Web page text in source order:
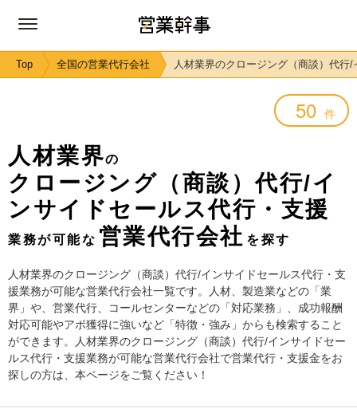
Top 全国の営業代行会社 人材業界のクロージング（商談）代行
50 件
人材業界の
クロージング（商談）代行/イ
ンサイドセールス代行・支援
業務が可能な 営業代行会社 を探す
人材業界のクロージング（商談）代行/インサイドセールス代行・支
援業務が可能な営業代行会社一覧です。人材、製造業などの「業
界」や、営業代行、コールセンターなどの「対応業務」、成功報酬
対応可能やアポ獲得に強いなど「特徴・強み」からも検索すること
ができます。人材業界のクロージング（商談）代行/インサイドセー
ルス代行・支援業務が可能な営業代行会社で営業代行・支援金をお
探しの方は、本ページをご覧ください！